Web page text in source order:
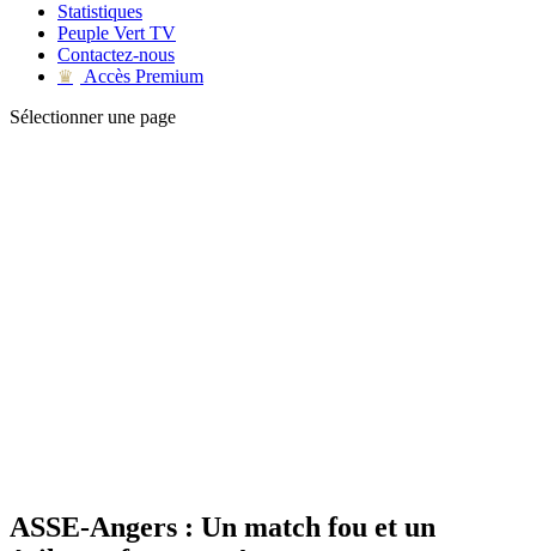
Statistiques
Peuple Vert TV
Contactez-nous
♛
Accès Premium
Sélectionner une page
ASSE-Angers : Un match fou et un